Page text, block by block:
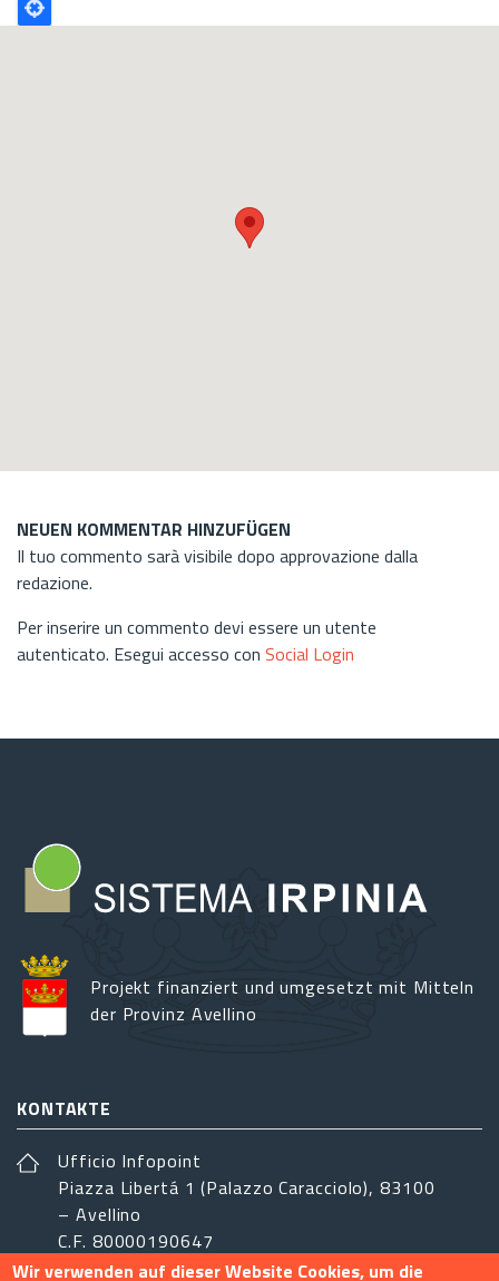
GEO
NEUEN KOMMENTAR HINZUFÜGEN
Il tuo commento sarà visibile dopo approvazione dalla
redazione.
Per inserire un commento devi essere un utente
autenticato. Esegui accesso con Social Login
Projekt finanziert und umgesetzt mit Mitteln
der Provinz Avellino
KONTAKTE
Ufficio Infopoint
Piazza Libertá 1 (Palazzo Caracciolo), 83100
– Avellino
C.F. 80000190647
Wir verwenden auf dieser Website Cookies, um die